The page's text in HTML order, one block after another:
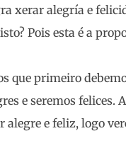
xerar alegría e
Pois esta é a
que primeiro
e seremos
alegre e feliz, logo